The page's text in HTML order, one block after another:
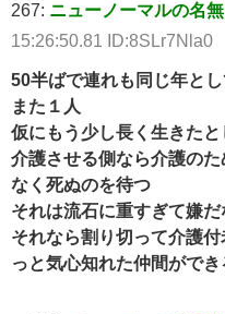
267: ニューノーマルの名
15:26:50.81 ID:8SLr7Nla0
50半ばで連れも同じ年と
また１人
仮にもう少し長く生きた
介護させる側なら介護の
なく死ぬのを待つ
それは流石に重すぎて嫌だ
それなら割り切って介護
っと気心知れた仲間がで